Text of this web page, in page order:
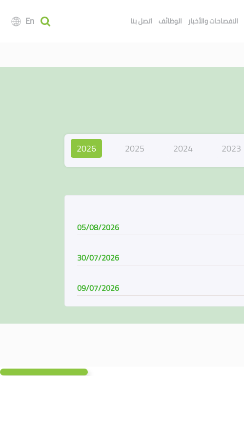
En الافصاحات والأخبار الوظائف اتصل بنا
2023
2024
2025
2026
05/08/2026
30/07/2026
09/07/2026
04/06/2026